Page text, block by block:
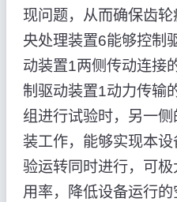
现问题，从而确保齿
央处理装置6能够控制
动装置1两侧传动连接
制驱动装置1动力传输
组进行试验时，另一
装工作，能够实现本
验运转同时进行，可极
用率，降低设备运行